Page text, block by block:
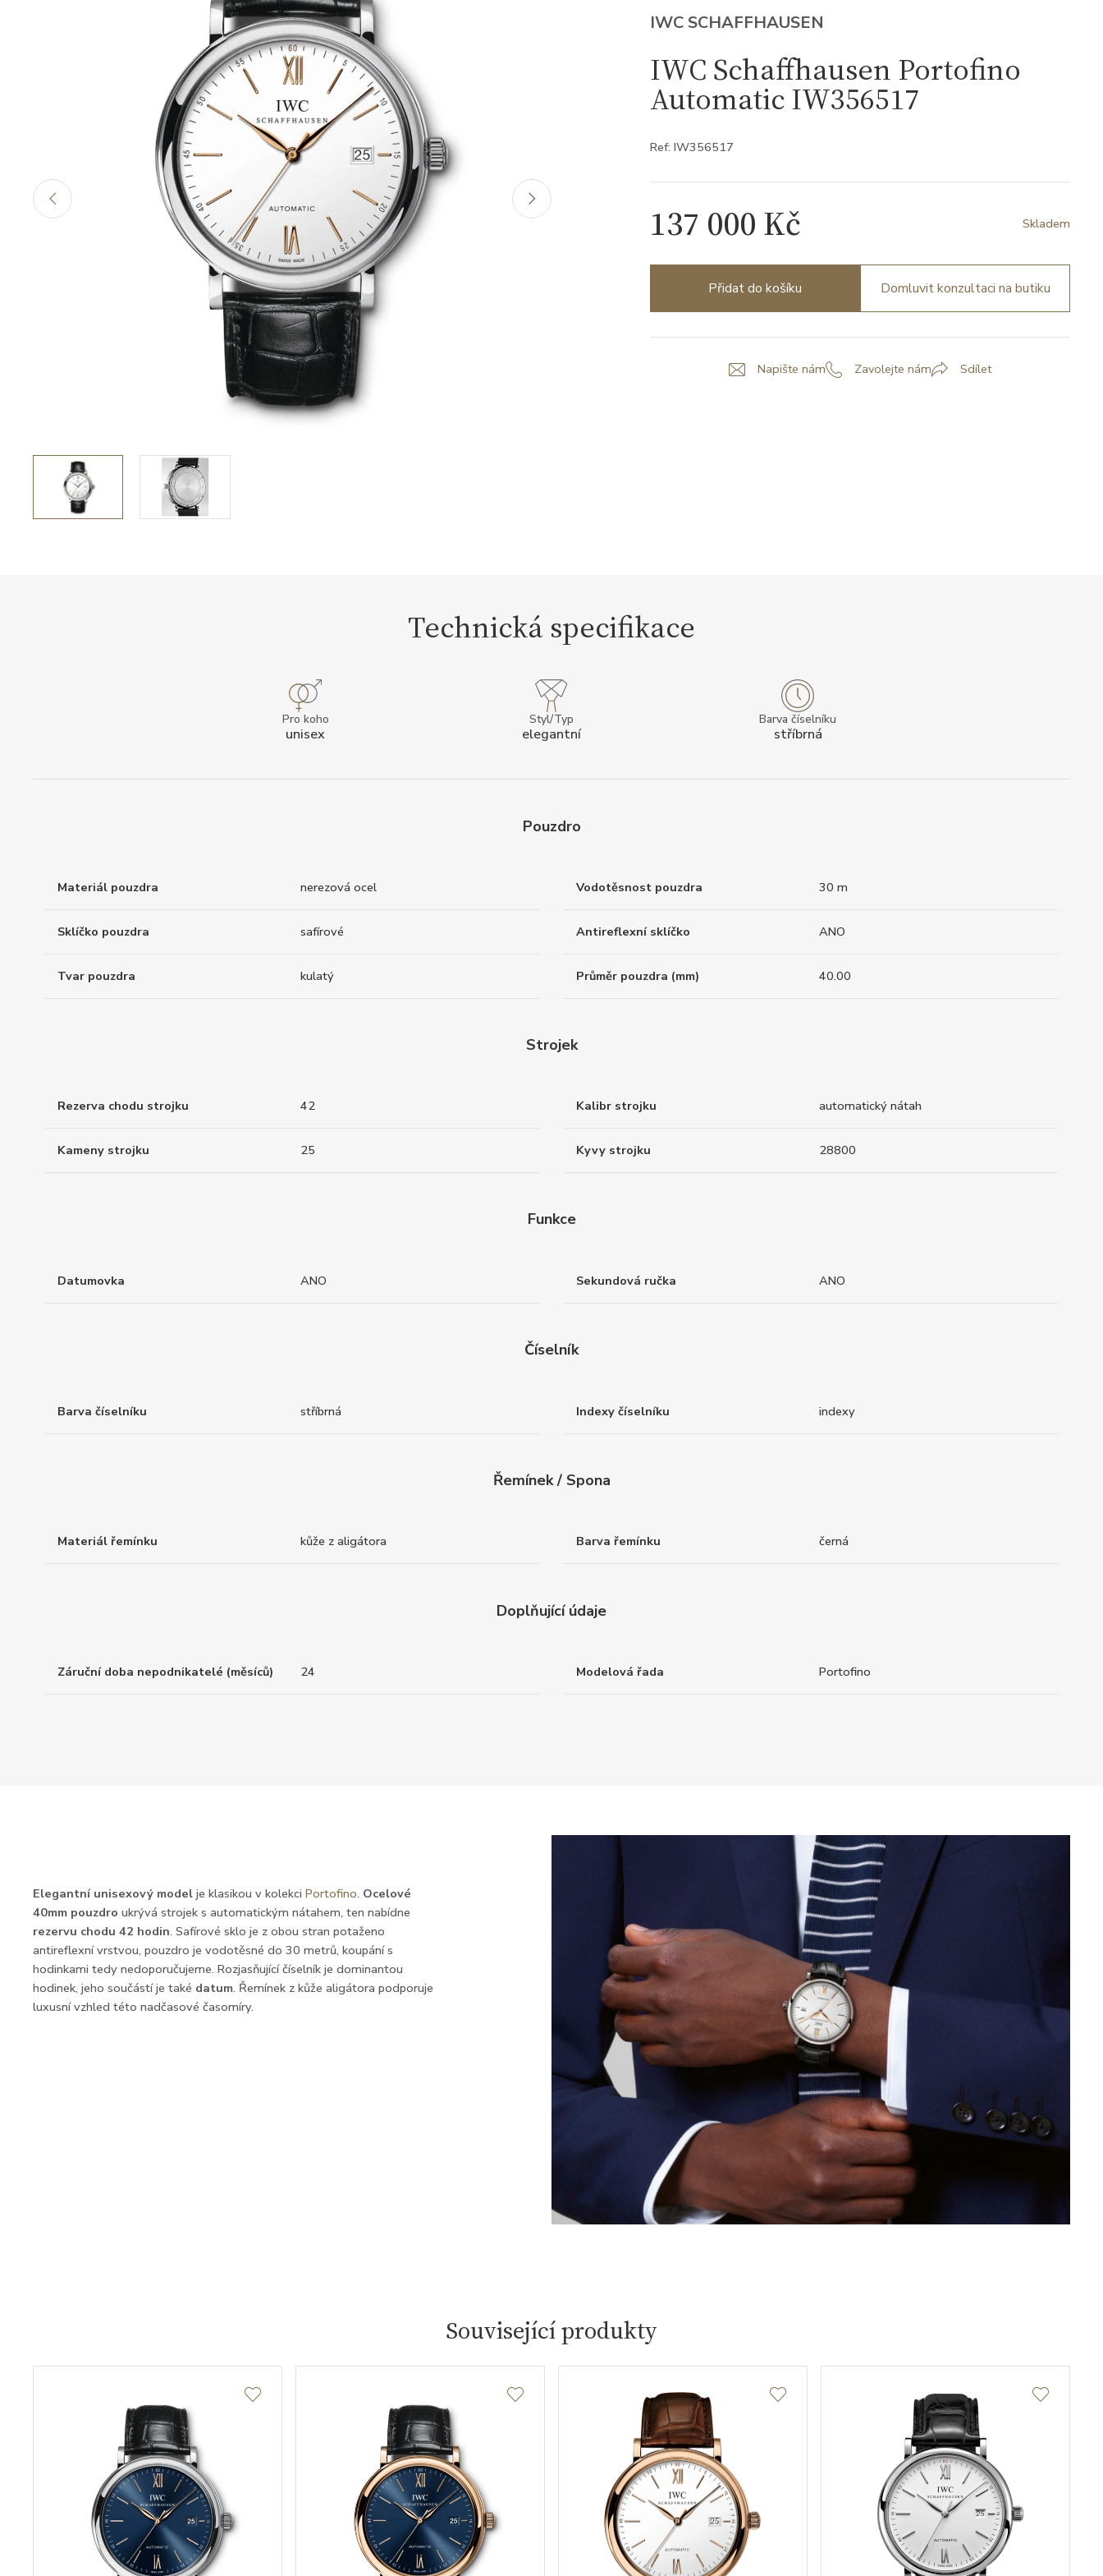
IWC SCHAFFHAUSEN
IWC Schaffhausen Portofino
Automatic IW356517
Ref: IW356517
137 000 Kč Skladem
Přidat do košíku Domluvit konzultaci na butiku
Napište nám Zavolejte nám Sdílet
Technická specifikace
Pro koho
unisex
Styl/Typ
elegantní
Barva číselníku
stříbrná
Pouzdro
Materiál pouzdra nerezová ocel Vodotěsnost pouzdra 30 m
Sklíčko pouzdra safírové Antireflexní sklíčko ANO
Tvar pouzdra kulatý Průměr pouzdra (mm) 40.00
Strojek
Rezerva chodu strojku 42 Kalibr strojku automatický nátah
Kameny strojku 25 Kyvy strojku 28800
Funkce
Datumovka ANO Sekundová ručka ANO
Číselník
Barva číselníku stříbrná Indexy číselníku indexy
Řemínek / Spona
Materiál řemínku kůže z aligátora Barva řemínku černá
Doplňující údaje
Záruční doba nepodnikatelé (měsíců) 24 Modelová řada Portofino
Elegantní unisexový model je klasikou v kolekci Portofino. Ocelové
40mm pouzdro ukrývá strojek s automatickým nátahem, ten nabídne
rezervu chodu 42 hodin. Safírové sklo je z obou stran potaženo
antireflexní vrstvou, pouzdro je vodotěsné do 30 metrů, koupání s
hodinkami tedy nedoporučujeme. Rozjasňující číselník je dominantou
hodinek, jeho součástí je také datum. Řemínek z kůže aligátora podporuje
luxusní vzhled této nadčasové časomíry.
Související produkty